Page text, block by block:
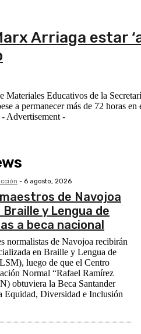
Arriaga estar
Materiales Educativos de la
- Advertisement -
- 6 agosto, 2026
de Navojoa
y Lengua de
a beca nacional
normalistas de Navojoa recibirán
en Braille y Lengua de
luego de que el Centro
Normal “Rafael Ramírez
obtuviera la Beca Santander
Equidad, Diversidad e Inclusión